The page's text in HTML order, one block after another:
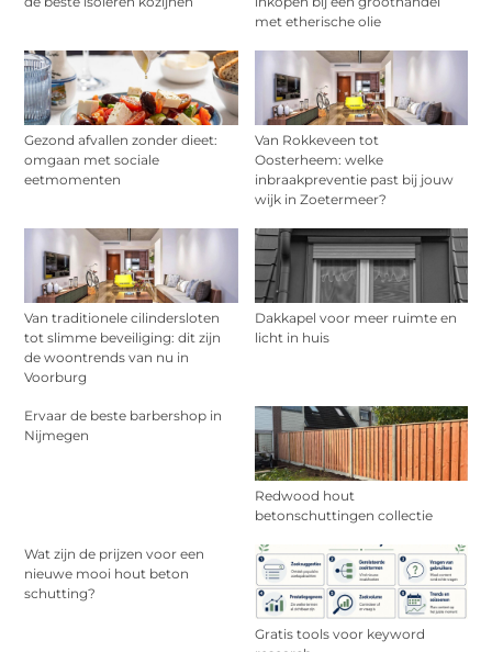
met etherische olie
Gezond afvallen zonder dieet:
omgaan met sociale
eetmomenten
Van Rokkeveen tot
Oosterheem: welke
inbraakpreventie past bij jouw
wijk in Zoetermeer?
Van traditionele cilindersloten
tot slimme beveiliging: dit zijn
de woontrends van nu in
Voorburg
Dakkapel voor meer ruimte en
licht in huis
Ervaar de beste barbershop in
Nijmegen
Redwood hout
betonschuttingen collectie
Wat zijn de prijzen voor een
nieuwe mooi hout beton
schutting?
Gratis tools voor keyword